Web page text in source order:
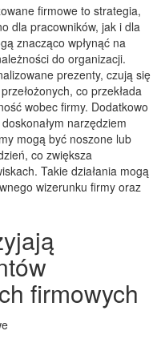
firmowe to strategia,
dla pracowników, jak i dla
znacząco wpłynąć na
do organizacji.
prezenty, czują się
co przekłada
wobec firmy. Dodatkowo
narzędziem
mogą być noszone lub
co zwiększa
Takie działania mogą
wizerunku firmy oraz
firmowych